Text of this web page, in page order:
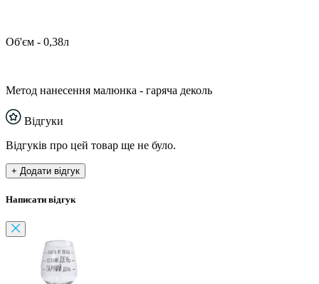
Об'єм - 0,38л
Метод нанесення малюнка - гаряча деколь
Відгуки
Відгуків про цей товар ще не було.
+ Додати відгук
Написати відгук